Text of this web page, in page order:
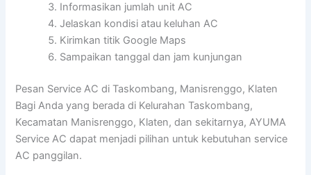
Informasikan jumlah unit AC
Jelaskan kondisi atau keluhan AC
Kirimkan titik Google Maps
Sampaikan tanggal dan jam kunjungan
Pesan Service AC di Taskombang, Manisrenggo, Klaten
Bagi Anda yang berada di Kelurahan Taskombang,
Kecamatan Manisrenggo, Klaten, dan sekitarnya, AYUMA
Service AC dapat menjadi pilihan untuk kebutuhan service
AC panggilan.